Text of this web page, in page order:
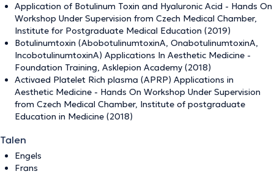
Application of Botulinum Toxin and Hyaluronic Acid - Hands On
Workshop Under Supervision from Czech Medical Chamber,
Institute for Postgraduate Medical Education (2019)
Botulinumtoxin (AbobotulinumtoxinA, OnabotulinumtoxinA,
IncobotulinumtoxinA) Applications In Aesthetic Medicine -
Foundation Training, Asklepion Academy (2018)
Activaed Platelet Rich plasma (APRP) Applications in
Aesthetic Medicine - Hands On Workshop Under Supervision
from Czech Medical Chamber, Institute of postgraduate
Education in Medicine (2018)
Talen
Engels
Frans